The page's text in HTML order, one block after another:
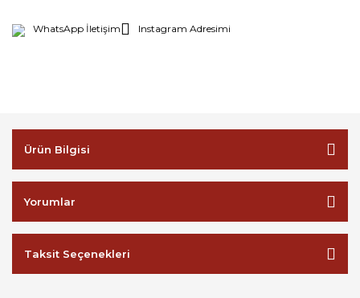
WhatsApp İletişim Instagram Adresimi
Ürün Bilgisi
Yorumlar
Taksit Seçenekleri